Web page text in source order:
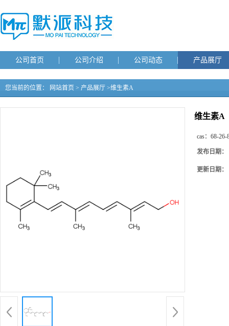
公司首页 公司介绍 公司动态 产品展厅
您当前的位置： 网站首页 > 产品展厅 >维生素A
维生素A
cas： 68-26-
发布日期：
更新日期：